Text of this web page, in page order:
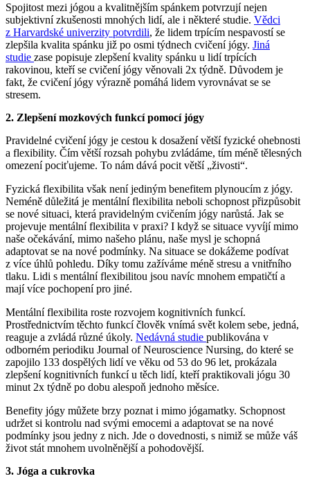
Spojitost mezi jógou a kvalitnějším spánkem potvrzují nejen
subjektivní zkušenosti mnohých lidí, ale i některé studie. Vědci
z Harvardské univerzity potvrdili, že lidem trpícím nespavostí se
zlepšila kvalita spánku již po osmi týdnech cvičení jógy. Jiná
studie zase popisuje zlepšení kvality spánku u lidí trpících
rakovinou, kteří se cvičení jógy věnovali 2x týdně. Důvodem je
fakt, že cvičení jógy výrazně pomáhá lidem vyrovnávat se se
stresem.
2. Zlepšení mozkových funkcí pomocí jógy
Pravidelné cvičení jógy je cestou k dosažení větší fyzické ohebnosti
a flexibility. Čím větší rozsah pohybu zvládáme, tím méně tělesných
omezení pociťujeme. To nám dává pocit větší „živosti“.
Fyzická flexibilita však není jediným benefitem plynoucím z jógy.
Neméně důležitá je mentální flexibilita neboli schopnost přizpůsobit
se nové situaci, která pravidelným cvičením jógy narůstá. Jak se
projevuje mentální flexibilita v praxi? I když se situace vyvíjí mimo
naše očekávání, mimo našeho plánu, naše mysl je schopná
adaptovat se na nové podmínky. Na situace se dokážeme podívat
z více úhlů pohledu. Díky tomu zažíváme méně stresu a vnitřního
tlaku. Lidi s mentální flexibilitou jsou navíc mnohem empatičtí a
mají více pochopení pro jiné.
Mentální flexibilita roste rozvojem kognitivních funkcí.
Prostřednictvím těchto funkcí člověk vnímá svět kolem sebe, jedná,
reaguje a zvládá různé úkoly. Nedávná studie publikována v
odborném periodiku Journal of Neuroscience Nursing, do které se
zapojilo 133 dospělých lidí ve věku od 53 do 96 let, prokázala
zlepšení kognitivních funkcí u těch lidí, kteří praktikovali jógu 30
minut 2x týdně po dobu alespoň jednoho měsíce.
Benefity jógy můžete brzy poznat i mimo jógamatky. Schopnost
udržet si kontrolu nad svými emocemi a adaptovat se na nové
podmínky jsou jedny z nich. Jde o dovednosti, s nimiž se může váš
život stát mnohem uvolněnější a pohodovější.
3. Jóga a cukrovka